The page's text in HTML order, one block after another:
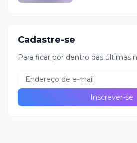
Cadastre-se
Para ficar por dentro das últimas